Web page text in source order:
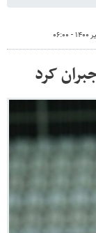
کرد